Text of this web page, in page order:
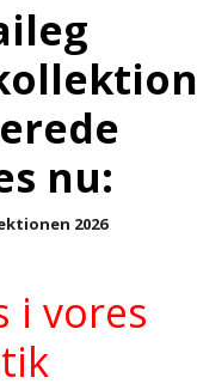
nu:
2026
i vores